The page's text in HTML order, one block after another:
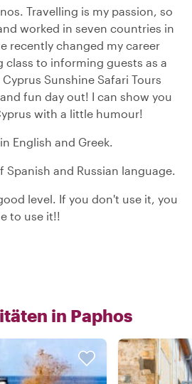
Travelling is my passion, so
worked in seven countries in
recently changed my career
class to informing guests as a
Sunshine Safari Tours
fun day out! I can show you
with a little humour!
English and Greek.
Spanish and Russian language.
level. If you don't use it, you
to use it!!
in Paphos